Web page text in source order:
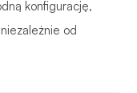
konfigurację,
od